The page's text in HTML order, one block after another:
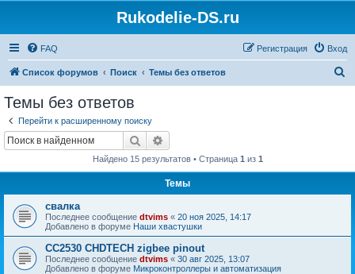
Rukodelie-DS.ru
FAQ Вход
Регистрация
Список форумов Поиск Темы без ответов
Темы без ответов
Перейти к расширенному поиску
Поиск
Найдено 15 результатов • Страница 1 из 1
Темы
свалка
Последнее сообщение dtvims « 20 ноя 2025, 14:17
Добавлено в форуме Наши хвастушки
CC2530 CHDTECH zigbee pinout
Последнее сообщение dtvims « 30 авг 2025, 13:07
Добавлено в форуме Микроконтроллеры и автоматизация